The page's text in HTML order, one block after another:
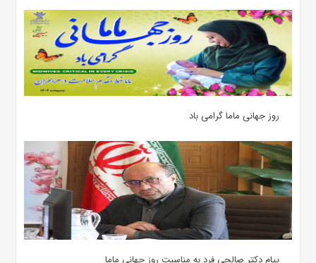
روز جهانی ماما گرامی باد
پیام دکتر صالحی فرد به مناسبت روز جهانی ماما